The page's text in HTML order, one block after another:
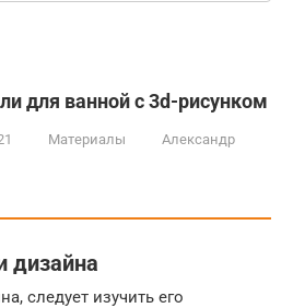
для ванной с 3d-рисунком
Материалы
Александр
дизайна
следует изучить его